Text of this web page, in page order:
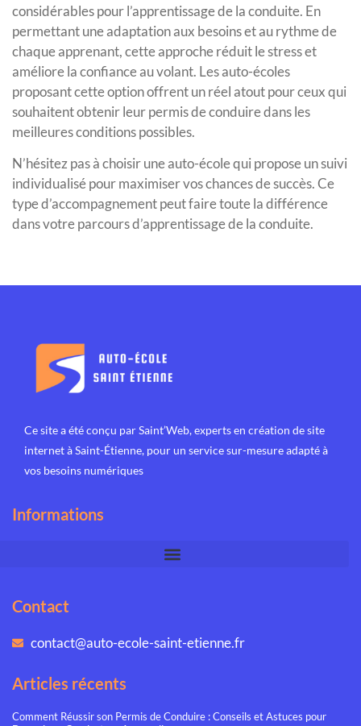
considérables pour l’apprentissage de la conduite. En
permettant une adaptation aux besoins et au rythme de
chaque apprenant, cette approche réduit le stress et
améliore la confiance au volant. Les auto-écoles
proposant cette option offrent un réel atout pour ceux qui
souhaitent obtenir leur permis de conduire dans les
meilleures conditions possibles.
N’hésitez pas à choisir une auto-école qui propose un suivi
individualisé pour maximiser vos chances de succès. Ce
type d’accompagnement peut faire toute la différence
dans votre parcours d’apprentissage de la conduite.
Ce site a été conçu par Saint’Web, experts en création de site
internet à Saint-Étienne, pour un service sur-mesure adapté à
vos besoins numériques
Informations
Contact
contact@auto-ecole-saint-etienne.fr
Articles récents
Comment Réussir son Permis de Conduire : Conseils et Astuces pour